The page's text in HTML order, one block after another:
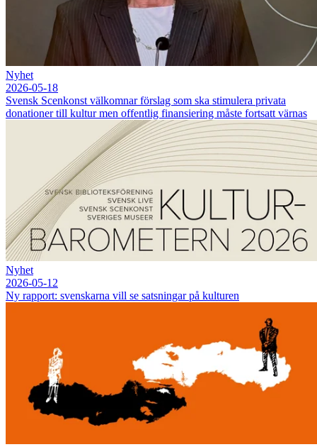
Nyhet
2026-05-18
Svensk Scenkonst välkomnar förslag som ska stimulera privata
donationer till kultur men offentlig finansiering måste fortsatt värnas
Nyhet
2026-05-12
Ny rapport: svenskarna vill se satsningar på kulturen